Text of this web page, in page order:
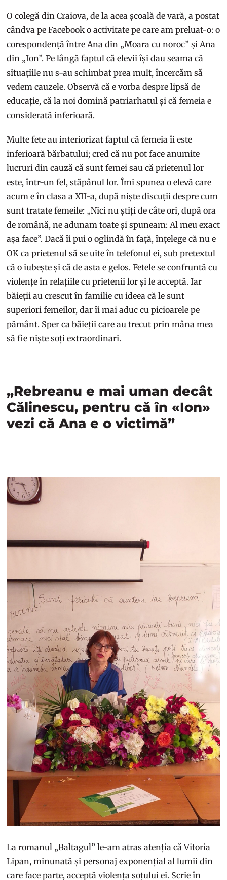
O colegă din Craiova, de la acea școală de vară, a postat
cândva pe Facebook o activitate pe care am preluat-o: o
corespondență între Ana din „Moara cu noroc” și Ana
din „Ion”. Pe lângă faptul că elevii își dau seama că
situațiile nu s-au schimbat prea mult, încercăm să
vedem cauzele. Observă că e vorba despre lipsă de
educație, că la noi domină patriarhatul și că femeia e
considerată inferioară.
Multe fete au interiorizat faptul că femeia îi este
inferioară bărbatului; cred că nu pot face anumite
lucruri din cauză că sunt femei sau că prietenul lor
este, într-un fel, stăpânul lor. Îmi spunea o elevă care
acum e în clasa a XII-a, după niște discuții despre cum
sunt tratate femeile: „Nici nu știți de câte ori, după ora
de română, ne adunam toate și spuneam: Al meu exact
așa face”. Dacă îi pui o oglindă în față, înțelege că nu e
OK ca prietenul să se uite în telefonul ei, sub pretextul
că o iubește și că de asta e gelos. Fetele se confruntă cu
violențe în relațiile cu prietenii lor și le acceptă. Iar
băieții au crescut în familie cu ideea că le sunt
superiori femeilor, dar îi mai aduc cu picioarele pe
pământ. Sper ca băieții care au trecut prin mâna mea
să fie niște soți extraordinari.
„Rebreanu e mai uman decât
Călinescu, pentru că în «Ion»
vezi că Ana e o victimă”
La romanul „Baltagul” le-am atras atenția că Vitoria
Lipan, minunată și personaj exponențial al lumii din
care face parte, acceptă violența soțului ei. Scrie în